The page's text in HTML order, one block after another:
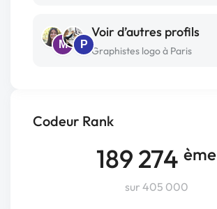
Codeur Rank
189 274 ème
sur 405 000
M P
Voir d’autres profils
Graphistes logo à Paris